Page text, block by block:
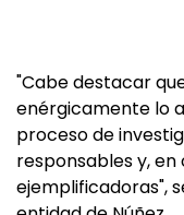
"Cabe destacar
enérgicamente lo
proceso de
responsables y,
ejemplificadoras",